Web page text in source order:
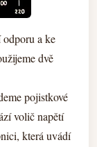
a ke
dvě
pojistkové
volič napětí
která uvádí